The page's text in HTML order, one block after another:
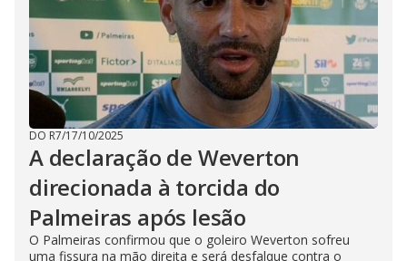
DO R7/17/10/2025
A declaração de Weverton
direcionada à torcida do
Palmeiras após lesão
O Palmeiras confirmou que o goleiro Weverton sofreu
uma fissura na mão direita e será desfalque contra o